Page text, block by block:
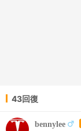
43回復
bennylee